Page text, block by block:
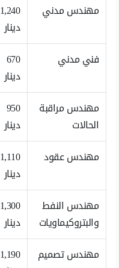
مهندس مدني
1,240
دينار
فني مدني
670
دينار
مهندس مراقبة
الحالات
950
دينار
مهندس عقود
1,110
دينار
مهندس النفط
والبتروكيماويات
1,300
دينار
مهندس تصميم
1,190